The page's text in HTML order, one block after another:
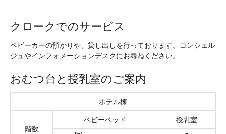
クロークでのサービス
ベビーカーの預かりや、貸し出しを行っております。コンシェル
ジュやインフォメーションデスクにお尋ねください。
おむつ台と授乳室のご案内
ホテル棟
階数
ベビーベッド 授乳室